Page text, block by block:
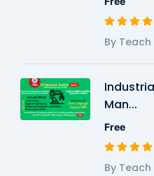
By
Man...
Free
By